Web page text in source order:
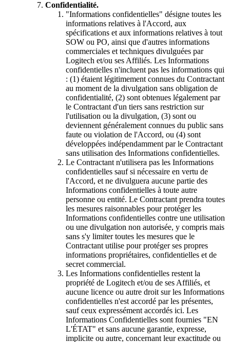
Confidentialité.
"Informations confidentielles" désigne toutes les
informations relatives à l'Accord, aux
spécifications et aux informations relatives à tout
SOW ou PO, ainsi que d'autres informations
commerciales et techniques divulguées par
Logitech et/ou ses Affiliés. Les Informations
confidentielles n'incluent pas les informations qui
: (1) étaient légitimement connues du Contractant
au moment de la divulgation sans obligation de
confidentialité, (2) sont obtenues légalement par
le Contractant d'un tiers sans restriction sur
l'utilisation ou la divulgation, (3) sont ou
deviennent généralement connues du public sans
faute ou violation de l'Accord, ou (4) sont
développées indépendamment par le Contractant
sans utilisation des Informations confidentielles.
Le Contractant n'utilisera pas les Informations
confidentielles sauf si nécessaire en vertu de
l'Accord, et ne divulguera aucune partie des
Informations confidentielles à toute autre
personne ou entité. Le Contractant prendra toutes
les mesures raisonnables pour protéger les
Informations confidentielles contre une utilisation
ou une divulgation non autorisée, y compris mais
sans s'y limiter toutes les mesures que le
Contractant utilise pour protéger ses propres
informations propriétaires, confidentielles et de
secret commercial.
Les Informations confidentielles restent la
propriété de Logitech et/ou de ses Affiliés, et
aucune licence ou autre droit sur les Informations
confidentielles n'est accordé par les présentes,
sauf ceux expressément accordés ici. Les
Informations Confidentielles sont fournies "EN
L'ÉTAT" et sans aucune garantie, expresse,
implicite ou autre, concernant leur exactitude ou